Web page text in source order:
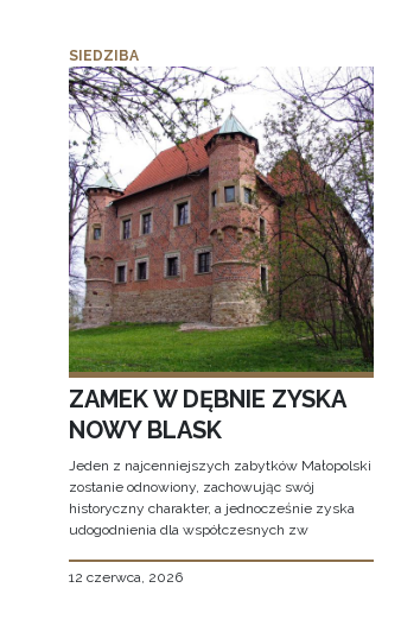
SIEDZIBA
ZAMEK W DĘBNIE ZYSKA
NOWY BLASK
Jeden z najcenniejszych zabytków Małopolski
zostanie odnowiony, zachowując swój
historyczny charakter, a jednocześnie zyska
udogodnienia dla współczesnych zw
12 czerwca, 2026